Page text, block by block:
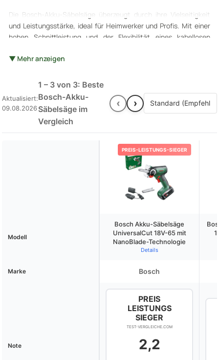
Die Bosch-Akku-Säbelsäge überzeugt durch ihre Vielseitigkeit
und Leistungsstärke, ideal für Heimwerker und Profis. Mit einer
hohen Schnittleistung und der Flexibilität eines kabellosen
Materialien. Welche Modelle sind besonders empfehlenswert
werden? In diesem Artikel werden die besten Bosch-Akku-
Säbelsägen vorgestellt und wichtige Kaufkriterien erläutert.
Erfahren Sie, wie Sie die passende **Bosch-Akku-Säbelsäge für
Ihre Bedürfnisse** finden und welche Vorteile der Einsatz dieser
Werkzeuge mit sich bringt.
▼ Mehr anzeigen
Aktualisiert:
09.08.2026
1 – 3 von 3: Beste
Bosch-Akku-
Säbelsäge im
Vergleich
‹ ›
PREIS-LEISTUNGS-SIEGER
Modell
Bosch Akku-Säbelsäge
UniversalCut 18V-65 mit
NanoBlade-Technologie
Details
Marke Bosch
Note
PREIS
LEISTUNGS
SIEGER
TEST-VERGLEICHE.COM
2,2